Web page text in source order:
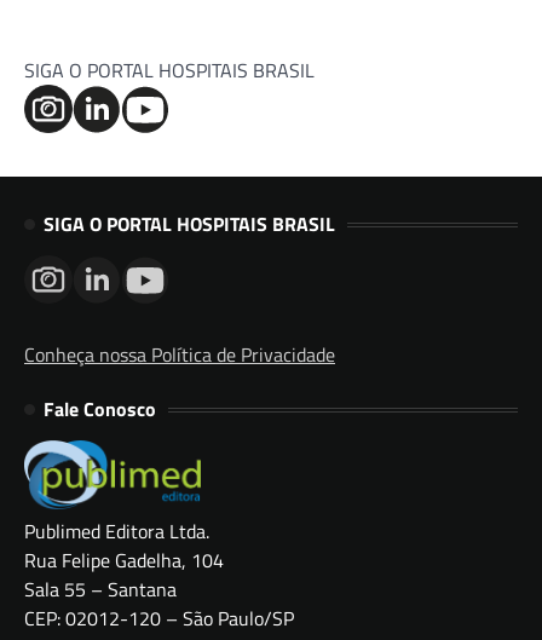
SIGA O PORTAL HOSPITAIS BRASIL
SIGA O PORTAL HOSPITAIS BRASIL
Conheça nossa Política de Privacidade
Fale Conosco
Publimed Editora Ltda.
Rua Felipe Gadelha, 104
Sala 55 – Santana
CEP: 02012-120 – São Paulo/SP